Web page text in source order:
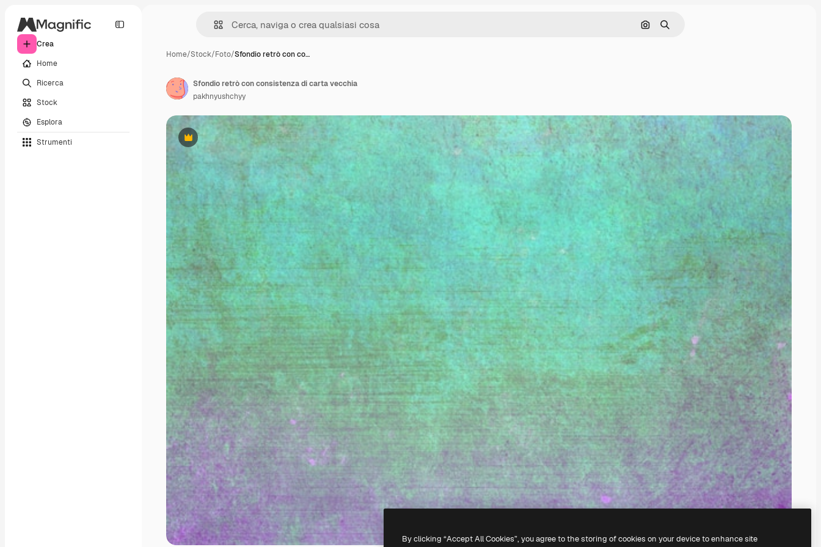
Crea
Home
Ricerca
Stock
Esplora
Strumenti
Cerca per immagine
Ricerca
Home/Stock/Foto/Sfondio retrò con co…
Premium
Sfondio retrò con consistenza di carta vecchia
pakhnyushchyy
By clicking “Accept All Cookies”, you agree to the storing of cookies on your device to enhance site